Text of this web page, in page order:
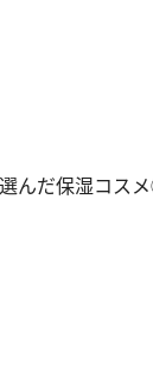
んだ保湿コス